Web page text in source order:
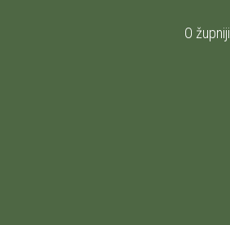
O župniji